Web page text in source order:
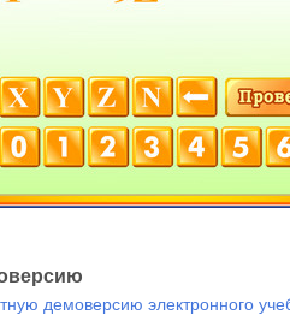
демоверсию электронного